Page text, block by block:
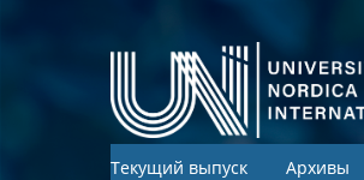
Текущий выпуск Архивы